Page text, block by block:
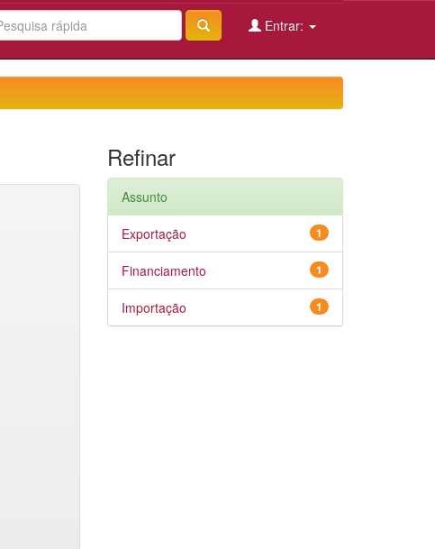
Entrar:
Refinar
Assunto
1
Exportação
1
Financiamento
1
Importação